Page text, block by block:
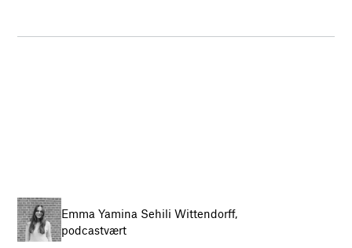
Emma Yamina Sehili Wittendorff,
podcastvært